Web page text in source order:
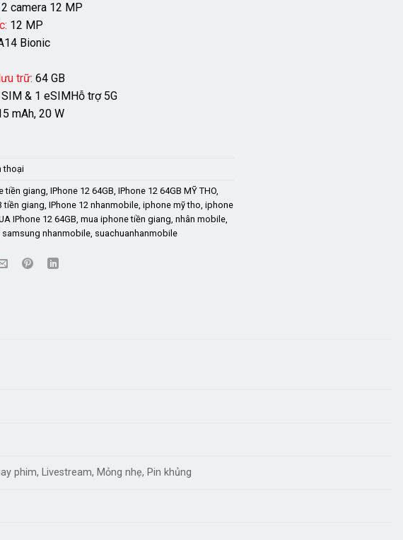
2 camera 12 MP
12 MP
Bionic
trữ: 64 GB
& 1 eSIMHỗ trợ 5G
mAh, 20 W
thoại
tiền giang IPhone 12 64GB IPhone 12 64GB MỸ THO
tiền giang IPhone 12 nhanmobile iphone mỹ tho iphone
IPhone 12 64GB mua iphone tiền giang nhân mobile
samsung nhanmobile suachuanhanmobile
phim, Livestream, Mỏng nhẹ, Pin khủng